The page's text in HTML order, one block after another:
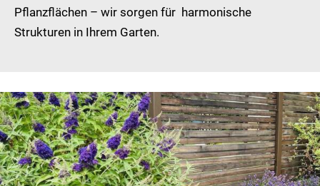
Pflanzflächen – wir sorgen für harmonische
Strukturen in Ihrem Garten.